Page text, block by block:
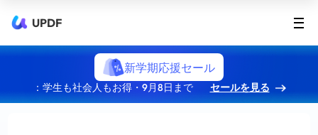
UPDF
新学期応援セール
：学生も社会人もお得・9月8日まで セールを見る